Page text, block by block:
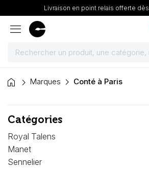
Livraison en point relais offerte
menu
Peintures
Pinceaux & fournitures
Châssis, toiles & chevalets
Papiers
home Marques Conté à Paris
Catégories
Royal Talens
Manet
Sennelier